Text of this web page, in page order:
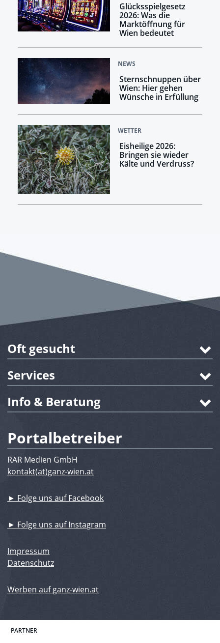
Glücksspielgesetz
2026: Was die
Marktöffnung für
Wien bedeutet
NEWS
Sternschnuppen über
Wien: Hier gehen
Wünsche in Erfüllung
WETTER
Eisheilige 2026:
Bringen sie wieder
Kälte und Verdruss?
Oft gesucht
Services
Info & Beratung
Portalbetreiber
RAR Medien GmbH
kontakt(at)ganz-wien.at
► Folge uns auf Facebook
► Folge uns auf Instagram
Impressum
Datenschutz
Werben auf ganz-wien.at
PARTNER